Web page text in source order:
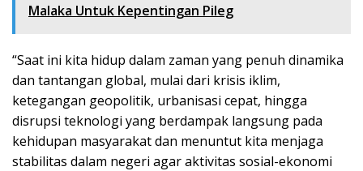
Malaka Untuk Kepentingan Pileg
“Saat ini kita hidup dalam zaman yang penuh dinamika
dan tantangan global, mulai dari krisis iklim,
ketegangan geopolitik, urbanisasi cepat, hingga
disrupsi teknologi yang berdampak langsung pada
kehidupan masyarakat dan menuntut kita menjaga
stabilitas dalam negeri agar aktivitas sosial-ekonomi